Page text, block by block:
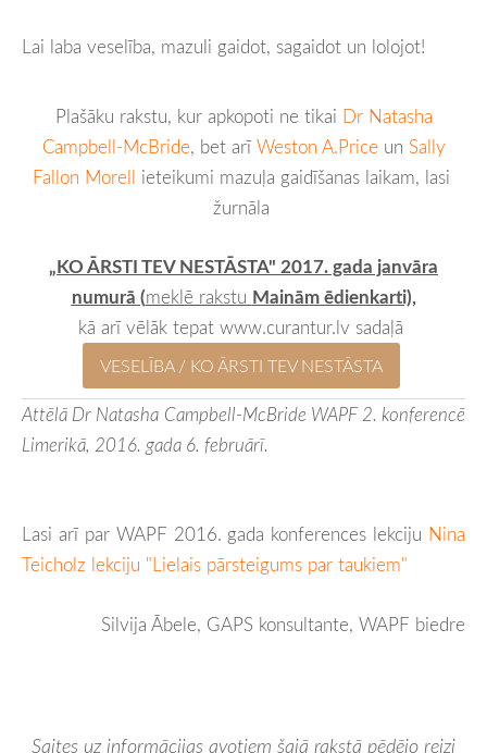
Lai laba veselība, mazuli gaidot, sagaidot un lolojot!
Plašāku rakstu, kur apkopoti ne tikai Dr Natasha
Campbell-McBride, bet arīWeston A.Price un Sally
Fallon Morell ieteikumi mazuļa gaidīšanas laikam, lasi
žurnāla
„KO ĀRSTI TEV NESTĀSTA" 2017. gada janvāra
numurā (meklē rakstu Mainām ēdienkarti),
kā arī vēlāk tepat www.curantur.lv sadaļā
VESELĪBA / KO ĀRSTI TEV NESTĀSTA
Attēlā Dr Natasha Campbell-McBride WAPF 2. konferencē
Limerikā, 2016. gada 6. februārī.
Lasi arī par WAPF 2016. gada konferences lekciju Nina
Teicholz lekciju "Lielais pārsteigums par taukiem"
Silvija Ābele, GAPS konsultante, WAPF biedre
Saites uz informācijas avotiem šajā rakstā pēdējo reizi